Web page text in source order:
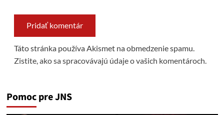
Táto stránka používa Akismet na obmedzenie spamu.
Zistite, ako sa spracovávajú údaje o vašich komentároch.
Pomoc pre JNS